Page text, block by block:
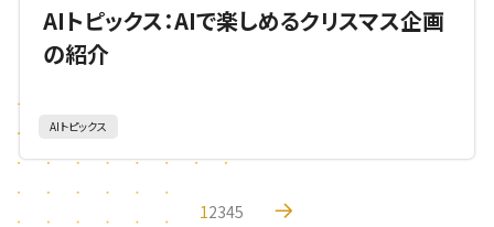
AIトピックス：AIで楽しめるクリスマス企画
の紹介
AIトピックス
12345